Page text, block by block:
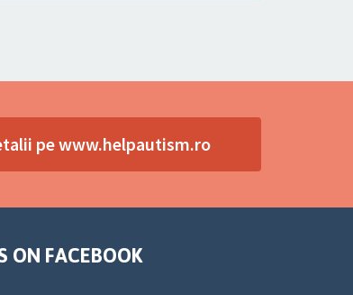
pe www.helpautism.ro
ON FACEBOOK